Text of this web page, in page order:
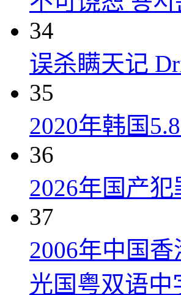
34
误杀瞒天记
35
2020年韩国
36
2026年国产
37
2006年中国
光国粤双语中